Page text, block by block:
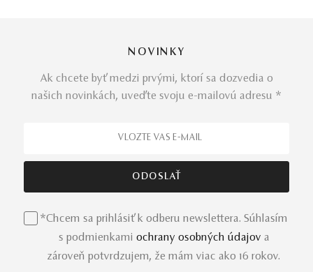
NOVINKY
Ak chcete byť medzi prvými, ktorí sa dozvedia o
našich novinkách, uveďte svoju e-mailovú adresu *
*Chcem sa prihlásiť k odberu newslettera. Súhlasím
s podmienkami ochrany osobných údajov a
zároveň potvrdzujem, že mám viac ako 16 rokov.